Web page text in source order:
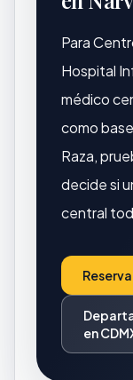
Para
Hospital
médico
como
Raza,
decide si
central
en